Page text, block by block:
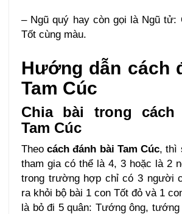
– Ngũ quý hay còn gọi là Ngũ tử:
Tốt cùng màu.
Hướng dẫn cách
Tam Cúc
Chia bài trong cách
Tam Cúc
Theocách đánh bài Tam Cúc, thì
tham gia có thể là 4, 3 hoặc là 2
trong trường hợp chỉ có 3 người
ra khỏi bộ bài 1 con Tốt đỏ và 1
là bỏ đi 5 quân: Tướng ông,